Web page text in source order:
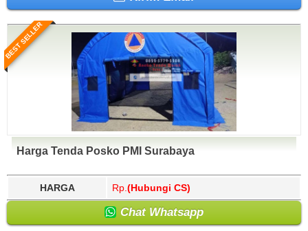
BEST SELLER
Harga Tenda Posko PMI Surabaya
HARGA Rp. (Hubungi CS)
Chat Whatsapp